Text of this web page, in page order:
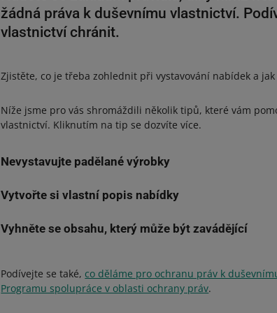
žádná práva k duševnímu vlastnictví.
vlastnictví chránit.
Zjistěte, co je třeba zohlednit při vystavování nabídek a
Níže jsme pro vás shromáždili několik tipů, které vám
vlastnictví. Kliknutím na tip se dozvíte více.
Nevystavujte padělané výrobky
Prodej padělaných produktů je na portálu Allegro zakázán.
nespolehlivého prodejce.
výrobku (jeho design). To znamená, že návrhy
elektrických zubních kartáčků – mohou být právně
Vytvořte si vlastní popis nabídky
Nemůžete kopírovat materiály z katalogů, webů nebo
Vyhněte se obsahu, který může být zavádějící
popište a uveďte potřebné podrobnosti. Nesprávné nebo
kupující v omyl.
Podívejte se také, co děláme pro ochranu práv k
Programu spolupráce v oblasti ochrany práv.